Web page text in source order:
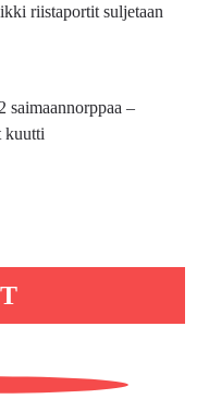
riistaportit suljetaan
saimaannorppaa –
kuutti